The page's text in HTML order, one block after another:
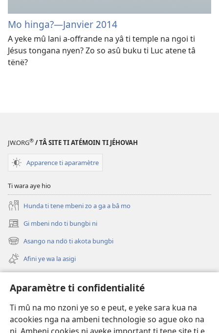
Aparamètre ti confidentialité
Ti mû na mo nzoni ye so e peut, e yeke sara kua na
acookies nga na ambeni technologie so ague oko na
Mo hinga?—Janvier 2014
A yeke mû lani a-offrande na yâ ti temple na ngoi ti
Jésus tongana nyen? Zo so asû buku ti Luc atene tâ
tënë?
JW.ORG® / TÂ SITE TI ATÉMOIN TI JÉHOVAH
Apparence ti aparamètre
Ti wara aye hio
Hunda ti tene mbeni zo a ga a bâ mo
Gi mbeni ndo ti bungbi ni
(zi
mbeni
fini
page)
Asango na ndö ti akota bungbi
(zi
mbeni
fini
page)
Afini ye wa la asigi
Videos with Audio Descriptions
Gi